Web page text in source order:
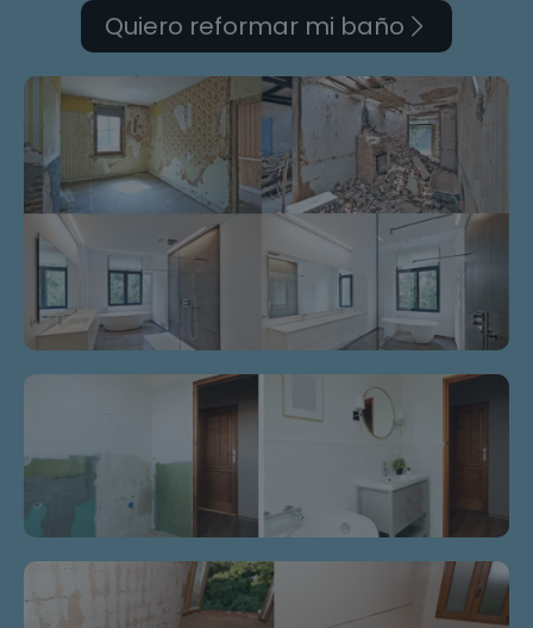
Quiero reformar mi baño